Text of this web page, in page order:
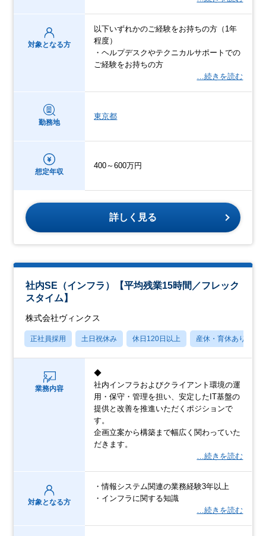
対象となる方
以下いずれかのご経験をお持ちの方（1年
程度）
・ヘルプデスクやテクニカルサポートでの
ご経験をお持ちの方
…続きを読む
勤務地
東京都
想定年収
400～600万円
詳しく見る
社内SE（インフラ）【平均残業15時間／フレック
スタイム】
株式会社ヴィンクス
正社員採用 土日祝休み 休日120日以上 産休・育休あり
業務内容
◆
社内インフラおよびクライアント環境の運
用・保守・管理を担い、安定したIT基盤の
提供と改善を推進いただくポジションで
す。
企画立案から構築まで幅広く関わっていた
だきます。
…続きを読む
対象となる方
・情報システム関連の業務経験3年以上
・インフラに関する知識
…続きを読む